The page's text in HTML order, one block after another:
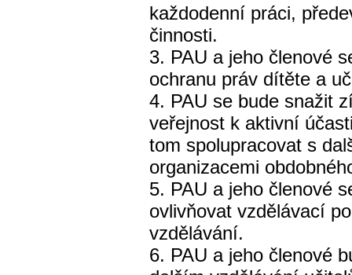
každodenní práci,
činnosti.
3. PAU a jeho členové
ochranu práv dítěte a
4. PAU se bude snažit
veřejnost k aktivní
tom spolupracovat s
organizacemi
5. PAU a jeho členové
ovlivňovat vzdělávací
vzdělávání.
6. PAU a jeho členové